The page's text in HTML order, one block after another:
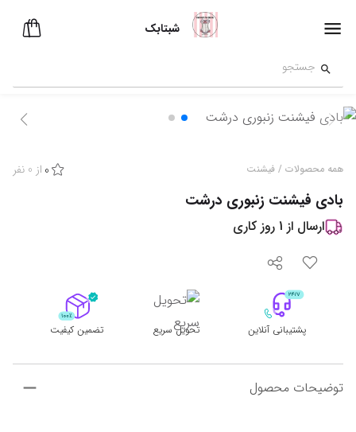
شبتابک
همه محصولات / فیشنت 0 از 0 نفر
بادی فیشنت زنبوری درشت
ارسال از 1 روز کاری
پشتیبانی آنلاین تحویل سریع تضمین کیفیت
توضیحات محصول